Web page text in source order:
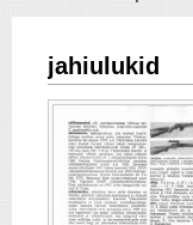
jahiulukid